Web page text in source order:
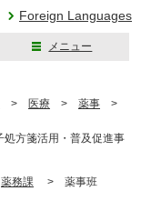
Foreign Languages
メニュー
> 医療 > 薬事 >
方箋活用・普及促進事
薬務課 > 薬事班